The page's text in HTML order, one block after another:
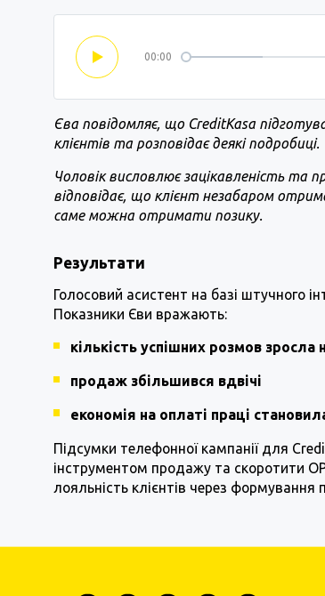
00:00
Єва повідомляє, що CreditKasa
клієнтів та розповідає деякі подробиці.
Чоловік висловлює зацікавленість та
відповідає, що клієнт незабаром
саме можна отримати позику.
Результати
Голосовий асистент на базі штучного
Показники Єви вражають:
кількість успішних розмов зросла
продаж збільшився вдвічі
економія на оплаті праці
Підсумки телефонної кампанії для
інструментом продажу та скоротити
лояльність клієнтів через формування